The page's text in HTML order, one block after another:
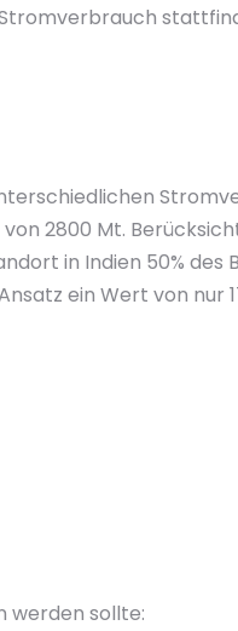
2800 Mt.
in Indien 50% des
ein Wert von nur
werden sollte: